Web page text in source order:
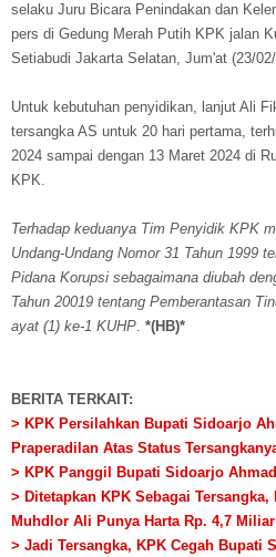
selaku Juru Bicara Penindakan dan
pers di Gedung Merah Putih KPK jalan
Setiabudi Jakarta Selatan, Jum'at (23/
Untuk kebutuhan penyidikan, lanjut Ali
tersangka AS untuk 20 hari pertama,
2024 sampai dengan 13 Maret 2024 di
KPK.
Terhadap keduanya Tim Penyidik KPK
Undang-Undang Nomor 31 Tahun 1999
Pidana Korupsi sebagaimana diubah
Tahun 20019 tentang Pemberantasan
ayat (1) ke-1 KUHP. *(HB)*
BERITA TERKAIT:
> KPK Persilahkan Bupati Sidoarjo
Praperadilan Atas Status
> KPK Panggil Bupati Sidoarjo
> Ditetapkan KPK Sebagai
Muhdlor Ali Punya Harta Rp. 4,7 Miliar
> Jadi Tersangka, KPK Cegah Bupati